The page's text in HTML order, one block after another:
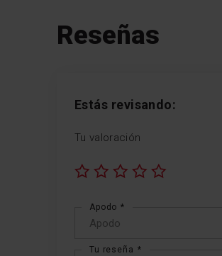
Reseñas
Estás revisando:
Tu valoración
Apodo
Tu reseña